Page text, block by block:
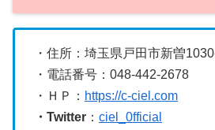
・住所：埼玉県戸田市新曽
・電話番号：048-442-2678
・ＨＰ： https://c-ciel.com
・Twitter ： ciel_0fficial